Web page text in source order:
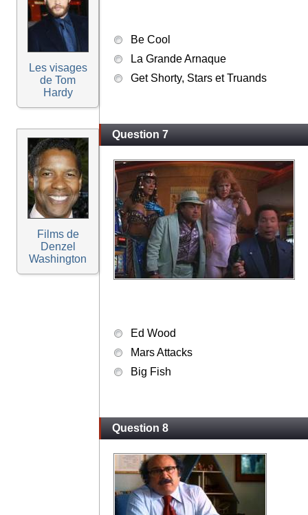
Les visages
de Tom
Hardy
Films de
Denzel
Washington
Be Cool
La Grande Arnaque
Get Shorty, Stars et Truands
Question 7
Ed Wood
Mars Attacks
Big Fish
Question 8